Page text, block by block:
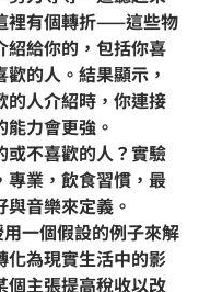
裡有個轉折——這些物
紹給你的，包括你喜
的人。結果顯示，
的人介紹時，你連接
力會更強。
或不喜歡的人？實驗
專業，飲食習慣，最
音樂來定義。
個假設的例子來解
化為現實生活中的影
個主張提高稅收以改